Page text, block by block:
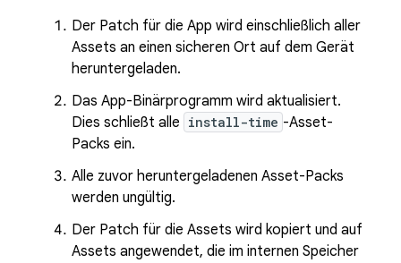
Der Patch für die App wird einschließlich aller
Assets an einen sicheren Ort auf dem Gerät
heruntergeladen.
Das App-Binärprogramm wird aktualisiert.
Dies schließt alle install-time -Asset-
Packs ein.
Alle zuvor heruntergeladenen Asset-Packs
werden ungültig.
Der Patch für die Assets wird kopiert und auf
Assets angewendet, die im internen Speicher